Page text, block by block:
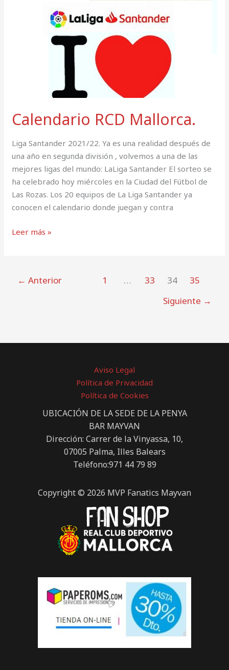
Calendario RCD Mallorca.
Liga Santander 2021/22. Ya es una realidad después de
una año en segunda división , volvemos a una de las
mejores ligas del mundo: LaLiga Santander El sorteo se
ha celebrado hoy miércoles en la Ciudad del Fútbol de
Las Rozas. Los 20 equipos de La Liga Santander ya
conocen el calendario donde juegan y contra
Leer más »
← Anterior 1 … 33 34
35
Siguiente →
Aviso Legal
Política de Privacidad
Política de Cookies
UBICACIÓN DE LA SEDE DE LA PENYA
BAR MAYVAN
Dirección: Carrer de la Vinyassa, 10,
07005 Palma, Illes Balears
Teléfono:971 44 79 89
Copyright © 2026 MVP Fanatics Mayvan